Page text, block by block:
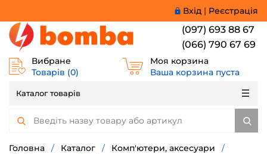
Вхід | Реєстрація
(097) 693 88 67
(066) 790 67 69
Вибране
Товарів (0)
Моя корзина
Ваша корзина пуста
Каталог товарів
Головна / Каталог / Комп'ютери, аксесуари
/